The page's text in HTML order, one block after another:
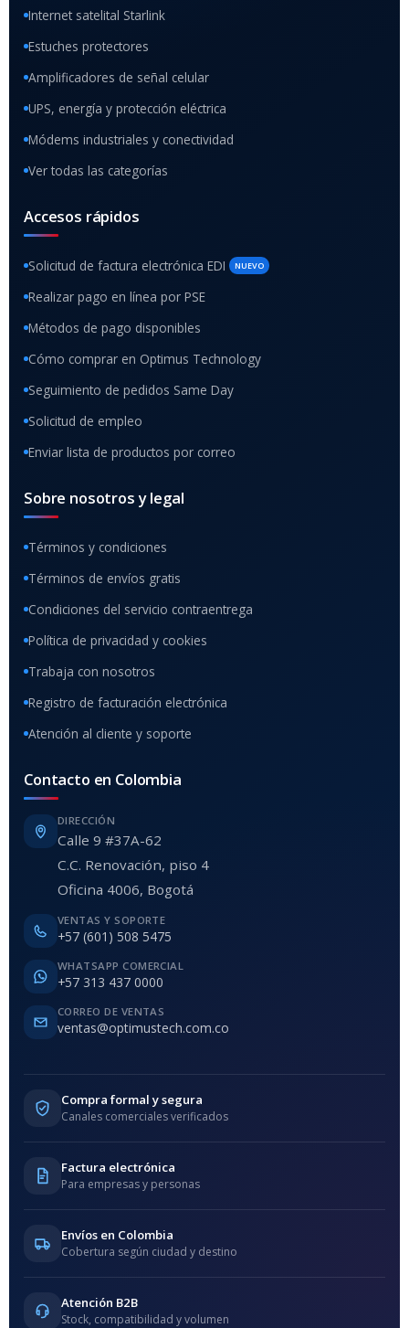
Internet satelital Starlink
Estuches protectores
Amplificadores de señal celular
UPS, energía y protección eléctrica
Módems industriales y conectividad
Ver todas las categorías
Accesos rápidos
Solicitud de factura electrónica EDI NUEVO
Realizar pago en línea por PSE
Métodos de pago disponibles
Cómo comprar en Optimus Technology
Seguimiento de pedidos Same Day
Solicitud de empleo
Enviar lista de productos por correo
Sobre nosotros y legal
Términos y condiciones
Términos de envíos gratis
Condiciones del servicio contraentrega
Política de privacidad y cookies
Trabaja con nosotros
Registro de facturación electrónica
Atención al cliente y soporte
Contacto en Colombia
DIRECCIÓN
Calle 9 #37A-62
C.C. Renovación, piso 4
Oficina 4006, Bogotá
VENTAS Y SOPORTE
+57 (601) 508 5475
WHATSAPP COMERCIAL
+57 313 437 0000
CORREO DE VENTAS
ventas@optimustech.com.co
Compra formal y segura
Canales comerciales verificados
Factura electrónica
Para empresas y personas
Envíos en Colombia
Cobertura según ciudad y destino
Atención B2B
Stock, compatibilidad y volumen